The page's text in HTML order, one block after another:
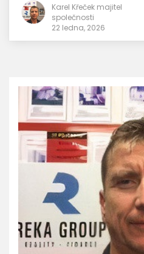
Karel Křeček majitel
společnosti
22 ledna, 2026